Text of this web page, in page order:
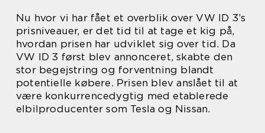
Nu hvor vi har fået et overblik over VW ID 3’s
prisniveauer, er det tid til at tage et kig på,
hvordan prisen har udviklet sig over tid. Da
VW ID 3 først blev annonceret, skabte den
stor begejstring og forventning blandt
potentielle købere. Prisen blev anslået til at
være konkurrencedygtig med etablerede
elbilproducenter som Tesla og Nissan.